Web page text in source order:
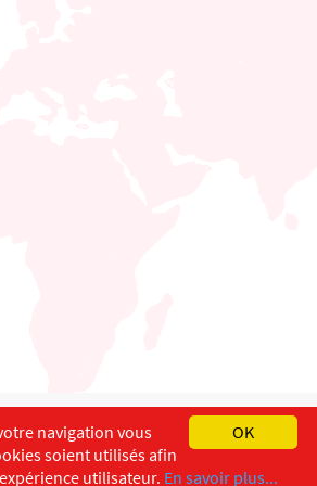
Français
Aspects légaux
OK
navigation vous
soient utilisés afin
utilisateur. En savoir plus...